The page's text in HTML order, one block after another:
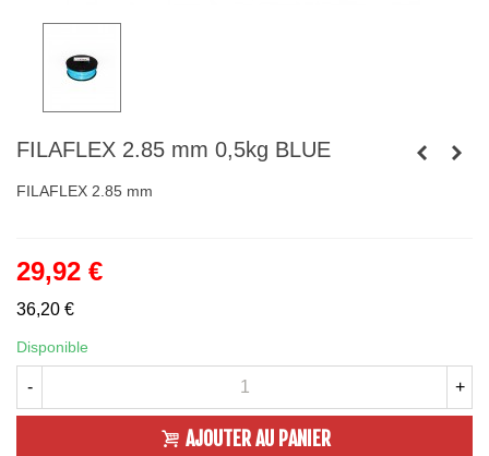
FILAFLEX 2.85 mm 0,5kg BLUE
FILAFLEX 2.85 mm
29,92 €
36,20 €
Disponible
- +
AJOUTER AU PANIER